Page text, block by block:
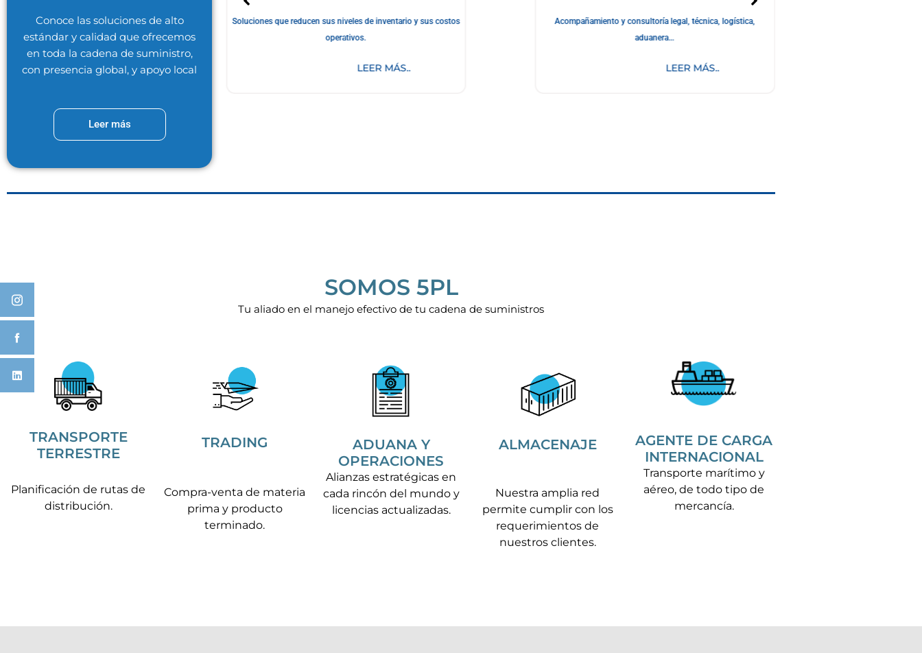
Conoce las soluciones de alto
estándar y calidad que ofrecemos
en toda la cadena de suministro,
con presencia global, y apoyo local
Leer más
gastos y certificaciones…
LEER MÁS..
Soluciones que reducen sus niveles de inventario y sus costos
operativos.
LEER MÁS..
Acompañamiento y consultoría legal, técnica, logística,
aduanera…
LEER MÁS..
SOMOS 5PL
Tu aliado en el manejo efectivo de tu cadena de suministros
TRANSPORTE
TERRESTRE
Planificación de rutas de
distribución.
TRADING
Compra-venta de materia
prima y producto
terminado.
ADUANA Y
OPERACIONES
Alianzas estratégicas en
cada rincón del mundo y
licencias actualizadas.
ALMACENAJE
Nuestra amplia red
permite cumplir con los
requerimientos de
nuestros clientes.
AGENTE DE CARGA
INTERNACIONAL
Transporte marítimo y
aéreo, de todo tipo de
mercancía.